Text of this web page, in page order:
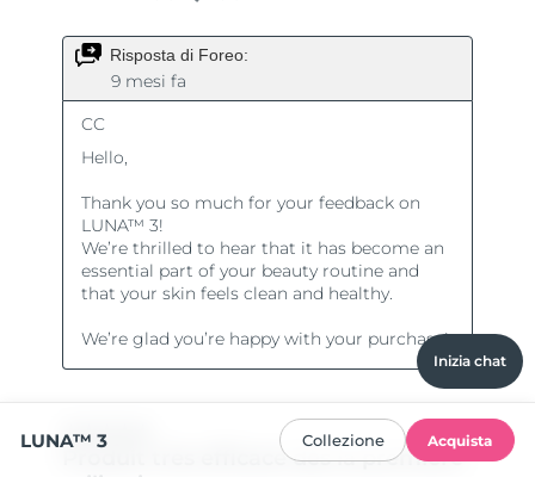
Inizia chat
LUNA™ 3 Collezione Acquista